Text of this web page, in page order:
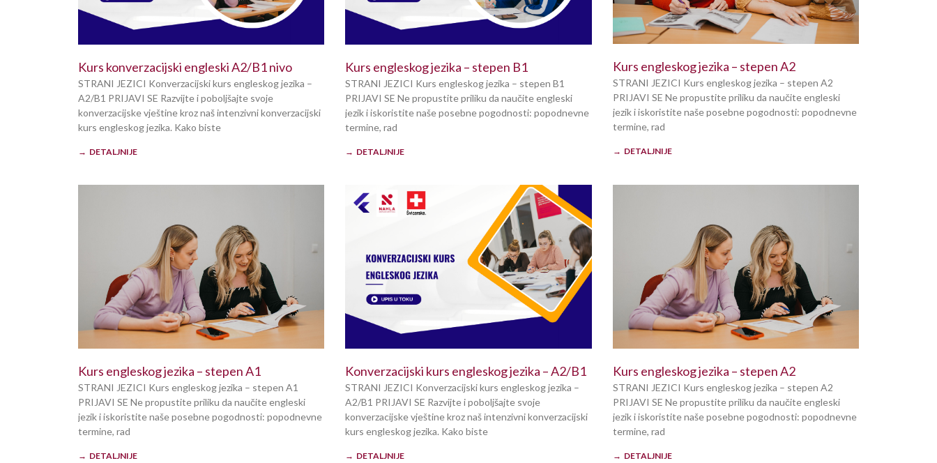
Kurs konverzacijski engleski A2/B1 nivo
STRANI JEZICI Konverzacijski kurs engleskog jezika –
A2/B1 PRIJAVI SE Razvijte i poboljšajte svoje
konverzacijske vještine kroz naš intenzivni konverzacijski
kurs engleskog jezika. Kako biste
→ DETALJNIJE
Kurs engleskog jezika – stepen B1
STRANI JEZICI Kurs engleskog jezika – stepen B1
PRIJAVI SE Ne propustite priliku da naučite engleski
jezik i iskoristite naše posebne pogodnosti: popodnevne
termine, rad
→ DETALJNIJE
Kurs engleskog jezika – stepen A2
STRANI JEZICI Kurs engleskog jezika – stepen A2
PRIJAVI SE Ne propustite priliku da naučite engleski
jezik i iskoristite naše posebne pogodnosti: popodnevne
termine, rad
→ DETALJNIJE
Kurs engleskog jezika – stepen A1
STRANI JEZICI Kurs engleskog jezika – stepen A1
PRIJAVI SE Ne propustite priliku da naučite engleski
jezik i iskoristite naše posebne pogodnosti: popodnevne
termine, rad
→ DETALJNIJE
Konverzacijski kurs engleskog jezika – A2/B1
STRANI JEZICI Konverzacijski kurs engleskog jezika –
A2/B1 PRIJAVI SE Razvijte i poboljšajte svoje
konverzacijske vještine kroz naš intenzivni konverzacijski
kurs engleskog jezika. Kako biste
→ DETALJNIJE
Kurs engleskog jezika – stepen A2
STRANI JEZICI Kurs engleskog jezika – stepen A2
PRIJAVI SE Ne propustite priliku da naučite engleski
jezik i iskoristite naše posebne pogodnosti: popodnevne
termine, rad
→ DETALJNIJE